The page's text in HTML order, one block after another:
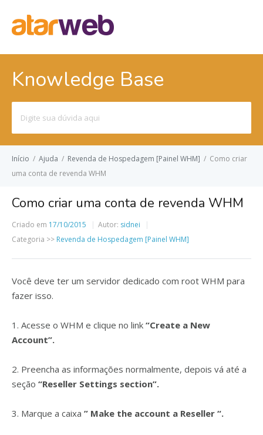
Knowledge Base
por:
Início / Ajuda / Revenda de Hospedagem [Painel WHM] / Como criar
uma conta de revenda WHM
Como criar uma conta de revenda WHM
Criado em 17/10/2015 Autor: sidnei
Categoria >> Revenda de Hospedagem [Painel WHM]
Você deve ter um servidor dedicado com root WHM para
fazer isso.
1. Acesse o WHM e clique no link “Create a New
Account”.
2. Preencha as informações normalmente, depois vá até a
seção “Reseller Settings section”.
3. Marque a caixa ” Make the account a Reseller “.